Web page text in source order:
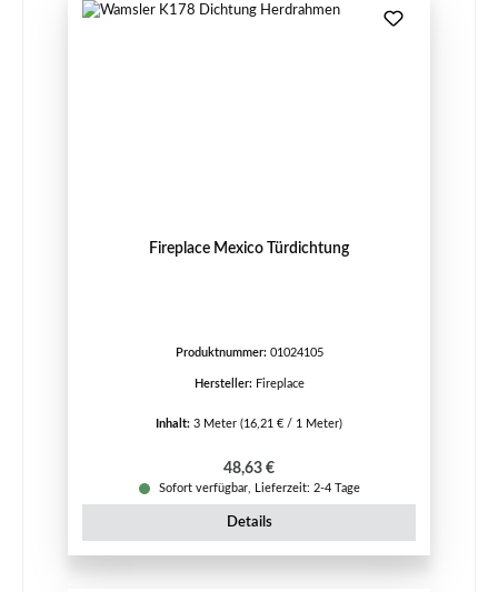
Fireplace Mexico Türdichtung
Produktnummer: 01024105
Hersteller: Fireplace
Inhalt: 3 Meter (16,21 € / 1 Meter)
Regulärer Preis:
48,63 €
Sofort verfügbar, Lieferzeit: 2-4 Tage
Details